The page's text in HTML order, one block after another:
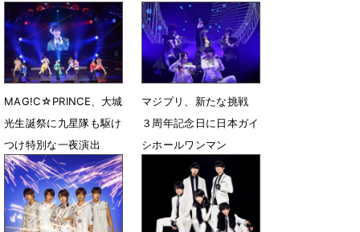
9月4日 08時39分 8月10日 09時22分
MAG!C☆PRINCE、大城
光生誕祭に九星隊も駆け
つけ特別な一夜演出
7月27日 19時48分
マジプリ、新たな挑戦
３周年記念日に日本ガイ
シホールワンマン
7月22日 10時42分